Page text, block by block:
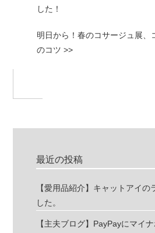
した！
明日から！春のコサージュ展、
のコツ >>
最近の投稿
【愛用品紹介】キャットアイの
した。
【主夫ブログ】PayPayにマイ